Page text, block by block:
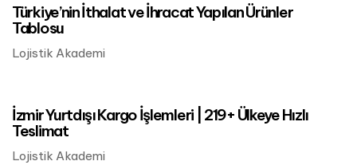
Türkiye’nin İthalat ve İhracat Yapılan Ürünler
Tablosu
Lojistik Akademi
İzmir Yurtdışı Kargo İşlemleri | 219+ Ülkeye Hızlı
Teslimat
Lojistik Akademi